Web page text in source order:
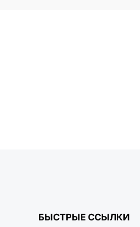
БЫСТРЫЕ ССЫЛКИ